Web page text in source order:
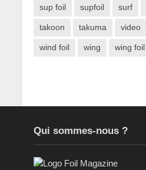
sup foil supfoil surf
takoon takuma video
wind foil wing wing foil
Qui sommes-nous ?